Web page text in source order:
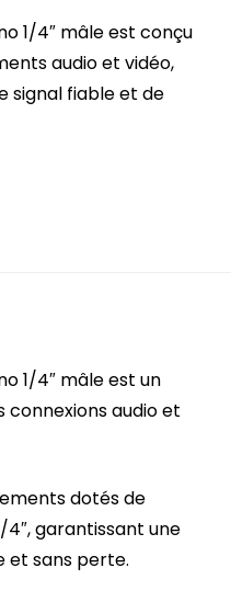
1/4″ mâle est conçu
audio et vidéo,
signal fiable et de
1/4″ mâle est un
connexions audio et
dotés de
4″, garantissant une
et sans perte.